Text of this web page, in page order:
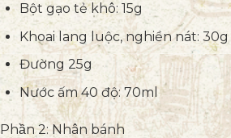
Bột gạo tẻ khô: 15g
Khoai lang luộc, nghiền nát: 30g
Đường 25g
Nước ấm 40 độ: 70ml
Phần 2: Nhân bánh